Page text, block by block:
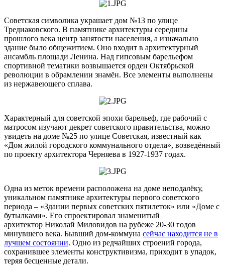
Советская символика украшает дом №13 по улице
Тредиаковского. В памятнике архитектуры середины
прошлого века центр занятости населения, а изначально
здание было общежитием. Оно входит в архитектурный
ансамбль площади Ленина. Над гипсовым барельефом
спортивной тематики возвышается орден Октябрьской
революции в обрамлении знамён. Все элементы выполнены
из нержавеющего сплава.
Характерный для советской эпохи барельеф, где рабочий с
матросом изучают декрет советского правительства, можно
увидеть на доме №25 по улице Советская, известный как
«Дом жилой городского коммунального отдела», возведённый
по проекту архитектора Черняева в 1927-1937 годах.
Одна из меток времени расположена на доме неподалёку,
уникальном памятнике архитектуры первого советского
периода – «Здании первых советских пятилеток» или «Доме с
бутылками». Его спроектировал знаменитый
архитектор Николай Миловидов на рубеже 20-30 годов
минувшего века. Бывший дом-коммуна сейчас находится не в
лучшем состоянии. Одно из редчайших строений города,
сохранившее элементы конструктивизма, приходит в упадок,
теряя бесценные детали.